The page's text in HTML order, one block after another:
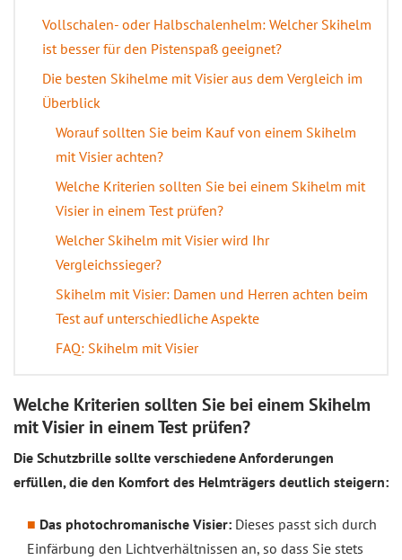
Vollschalen- oder Halbschalenhelm: Welcher Skihelm
ist besser für den Pistenspaß geeignet?
Die besten Skihelme mit Visier aus dem Vergleich im
Überblick
Worauf sollten Sie beim Kauf von einem Skihelm
mit Visier achten?
Welche Kriterien sollten Sie bei einem Skihelm mit
Visier in einem Test prüfen?
Welcher Skihelm mit Visier wird Ihr
Vergleichssieger?
Skihelm mit Visier: Damen und Herren achten beim
Test auf unterschiedliche Aspekte
FAQ: Skihelm mit Visier
Welche Kriterien sollten Sie bei einem Skihelm
mit Visier in einem Test prüfen?
Die Schutzbrille sollte verschiedene Anforderungen
erfüllen, die den Komfort des Helmträgers deutlich steigern:
Das photochromanische Visier: Dieses passt sich durch
Einfärbung den Lichtverhältnissen an, so dass Sie stets